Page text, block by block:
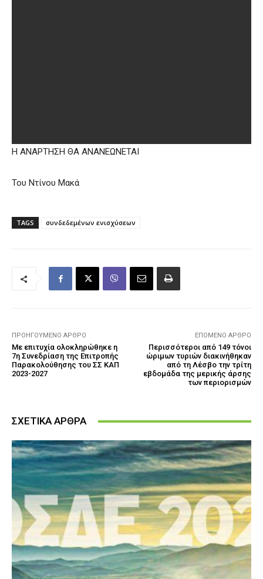
Η ΑΝΑΡΤΗΣΗ ΘΑ ΑΝΑΝΕΩΝΕΤΑΙ
Του Ντίνου Μακά
TAGS συνδεδεμένων ενισχύσεων
ΠΡΟΗΓΟΎΜΕΝΟ ΆΡΘΡΟ
Με επιτυχία ολοκληρώθηκε η
7η Συνεδρίαση της Επιτροπής
Παρακολούθησης του ΣΣ ΚΑΠ
2023-2027
ΕΠΌΜΕΝΟ ΆΡΘΡΟ
Περισσότεροι από 149 τόνοι
ώριμων τυριών διακινήθηκαν
από τη Λέσβο την τρίτη
εβδομάδα της μερικής άρσης
των περιορισμών
ΣΧΕΤΙΚΑ ΑΡΘΡΑ